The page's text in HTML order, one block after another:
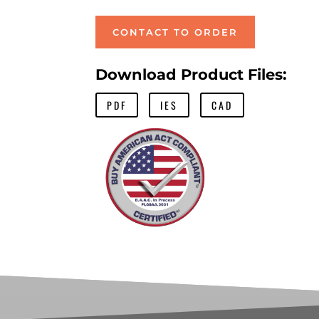
CONTACT TO ORDER
Download Product Files:
PDF IES CAD